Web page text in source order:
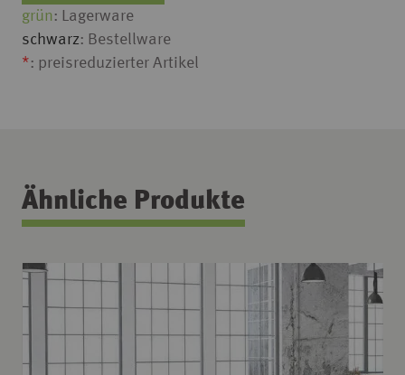
grün: Lagerware
schwarz: Bestellware
*: preisreduzierter Artikel
Ähnliche Produkte